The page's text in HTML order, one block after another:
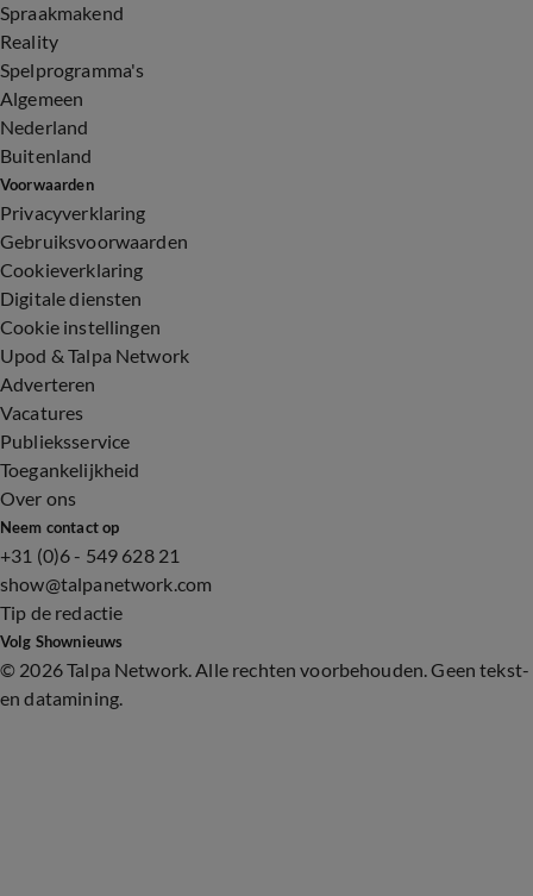
Spraakmakend
Reality
Spelprogramma's
Algemeen
Nederland
Buitenland
Voorwaarden
Privacyverklaring
Gebruiksvoorwaarden
Cookieverklaring
Digitale diensten
Cookie instellingen
Upod & Talpa Network
Adverteren
Vacatures
Publieksservice
Toegankelijkheid
Over ons
Neem contact op
+31 (0)6 - 549 628 21
show@talpanetwork.com
Tip de redactie
Volg Shownieuws
© 2026 Talpa Network. Alle rechten voorbehouden. Geen tekst-
en datamining.